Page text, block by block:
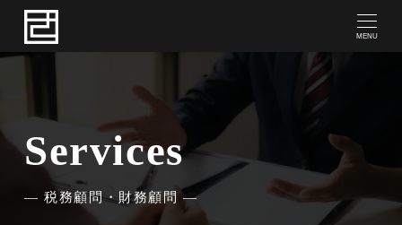
MENU
Services
― 税務顧問・財務顧問 ―